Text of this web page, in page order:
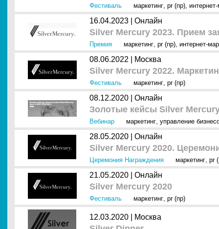
Фестиваль маркетинг, pr (пр),
16.04.2023 | Онлайн
Silver Mercury 2023. Прием
Премия маркетинг, pr (пр), интернет-
08.06.2022 | Москва
Silver Mercury 2022.
Фестиваль маркетинг, pr (пр)
08.12.2020 | Онлайн
Золотые кейсы Silver
Вебинар маркетинг, управление
28.05.2020 | Онлайн
Silver Mercury 2020.
Церемония Награждения маркетинг, pr
21.05.2020 | Онлайн
Silver Mercury 2020
Фестиваль маркетинг, pr (пр)
12.03.2020 | Москва